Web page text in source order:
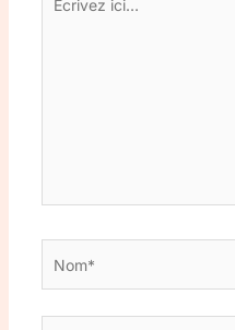
ici…